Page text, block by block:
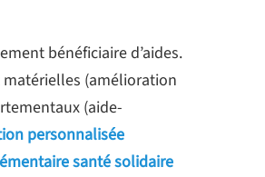
bénéficiaire d’aides.
matérielles (amélioration
(aide-
personnalisée
santé solidaire